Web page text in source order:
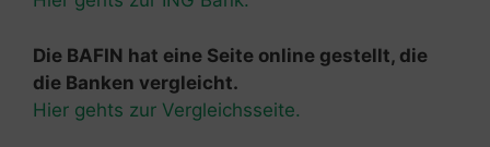
Die BAFIN hat eine Seite online gestellt, die
die Banken vergleicht.
Hier gehts zur Vergleichsseite.